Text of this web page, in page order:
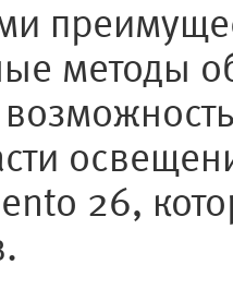
методы
26,